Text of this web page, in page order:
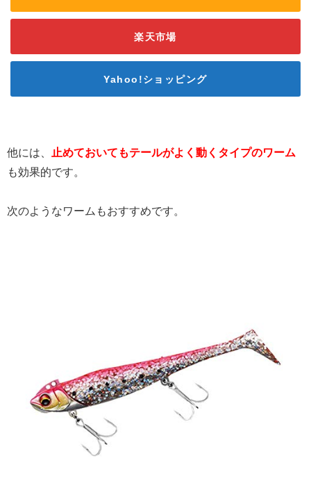
楽天市場
Yahoo!ショッピング
他には、
止めておいてもテールがよく動くタイプのワーム
も効果的です。
次のようなワームもおすすめです。